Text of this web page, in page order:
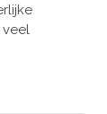
veel